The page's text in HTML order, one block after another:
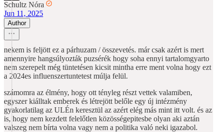
Schultz Nóra
Jun 11, 2025
Author
nekem is feljött ez a párhuzam / összevetés. már csak azért is mert
amennyire hangsúlyozták puzsérék hogy soha ennyi tartalomgyarto
nem szerepelt még tüntetésen kicsit mintha erre ment volna hogy ezt
a 2024es influenszertuntetest múlja felül.
számomra az élmény, hogy ott tényleg részt vettek valamiben,
egyszer kiálltak emberek és létrejött belőle egy új intézmény
gyakorlatilag az ULÉn keresztül az azért elég más mint itt volt. és az
is, hogy nem kezdett felelőtlen közösségepitesbe olyan aki aztán
valszeg nem bírta volna vagy nem a politika való neki igazabol.